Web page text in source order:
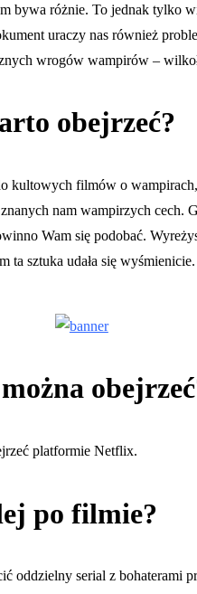
bywa różnie. To jednak tylko
uraczy nas również
wrogów wampirów –
obejrzeć?
kultowych filmów o
nam wampirzych cech.
Wam się podobać.
sztuka udała się
platformie Netflix.
po filmie?
oddzielny serial z bohaterami